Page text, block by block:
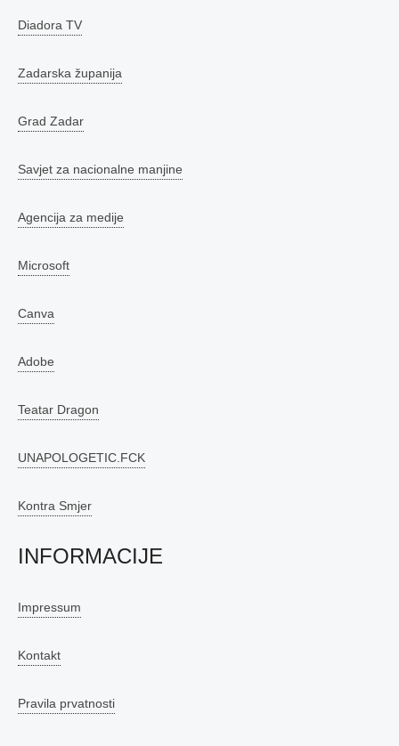
Diadora TV
Zadarska županija
Grad Zadar
Savjet za nacionalne manjine
Agencija za medije
Microsoft
Canva
Adobe
Teatar Dragon
UNAPOLOGETIC.FCK
Kontra Smjer
INFORMACIJE
Impressum
Kontakt
Pravila prvatnosti